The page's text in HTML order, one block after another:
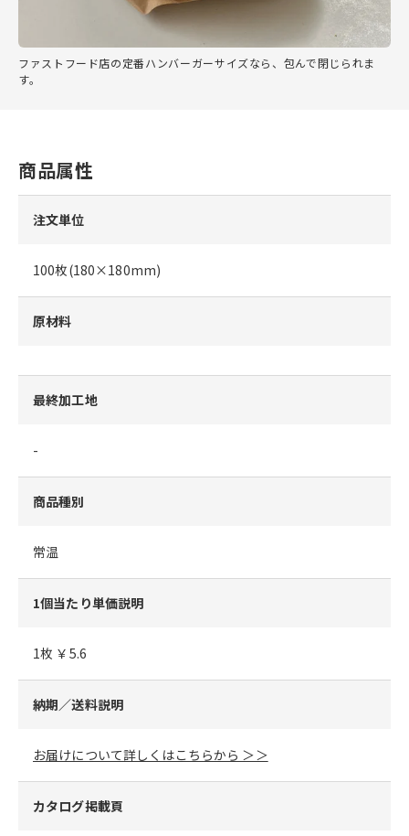
ファストフード店の定番ハンバーガーサイズなら、包んで閉じられま
す。
商品属性
注文単位
100枚(180×180mm)
原材料
最終加工地
-
商品種別
常温
1個当たり単価説明
1枚 ￥5.6
納期／送料説明
お届けについて詳しくはこちらから ＞＞
カタログ掲載頁